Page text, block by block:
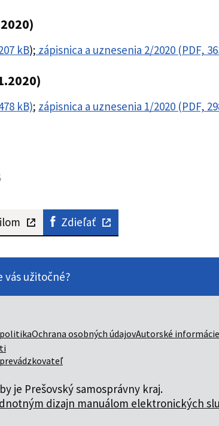
kB); zápisnica a uznesenia 2/2020 (PDF,
kB); zápisnica a uznesenia 1/2020 (PDF,
Zdieľať
užitočné?
Ochrana osobných údajovAutorské informácie
je Prešovský samosprávny kraj.
dizajn manuálom elektronických